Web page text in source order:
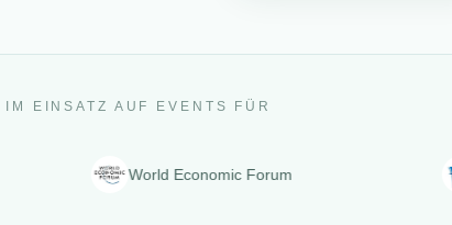
IM EINSATZ AUF EVENTS FÜR
World Economic Forum